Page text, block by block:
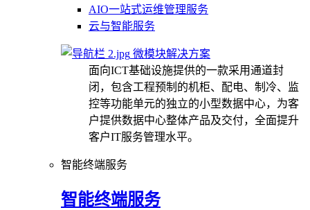
AIO一站式运维管理服务
云与智能服务
微模块解决方案
面向ICT基础设施提供的一款采用通道封
闭，包含工程预制的机柜、配电、制冷、监
控等功能单元的独立的小型数据中心，为客
户提供数据中心整体产品及交付，全面提升
客户IT服务管理水平。
智能终端服务
智能终端服务